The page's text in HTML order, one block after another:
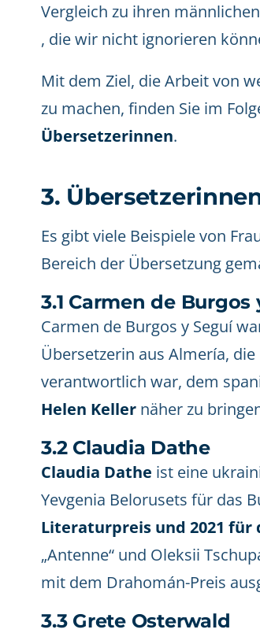
Vergleich zu ihren
, die wir nicht ignorieren
Mit dem Ziel, die Arbeit von
zu machen, finden Sie im
Übersetzerinnen.
3.
Es gibt viele Beispiele von
Bereich der Übersetzung
3.1 Carmen de Burgos
Carmen de Burgos y Seguí
Übersetzerin aus Almería,
verantwortlich war, dem
Helen Keller näher zu
3.2 Claudia Dathe
Claudia Dathe ist eine
Yevgenia Belorusets für das
Literaturpreis und 2021 für
„Antenne“ und Oleksii
mit dem Drahomán-Preis
3.3 Grete Osterwald